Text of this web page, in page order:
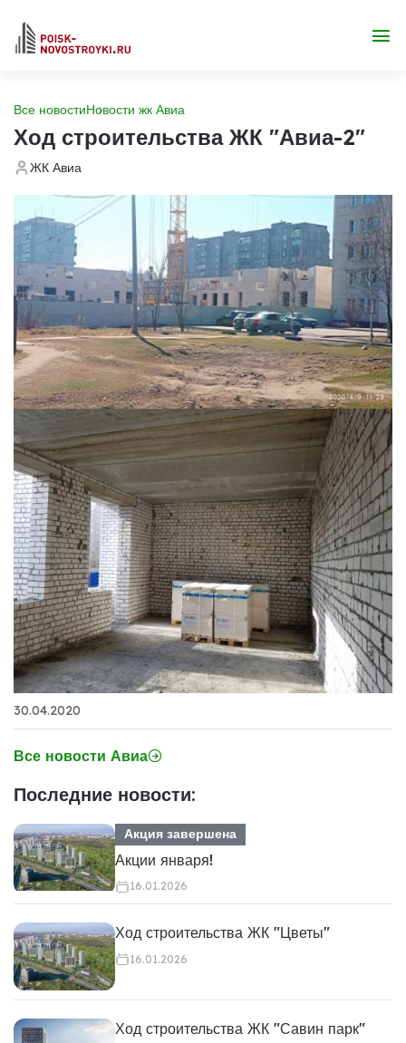
Все новостиНовости жк Авиа
Ход строительства ЖК "Авиа-2"
ЖК Авиа
30.04.2020
Все новости Авиа
Последние новости:
Акция завершена
Акции января!
16.01.2026
Ход строительства ЖК "Цветы"
16.01.2026
Ход строительства ЖК "Савин парк"